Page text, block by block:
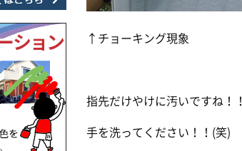
↑チョーキング現象
指先だけやけに汚いですね！！
手を洗ってください！！(笑)